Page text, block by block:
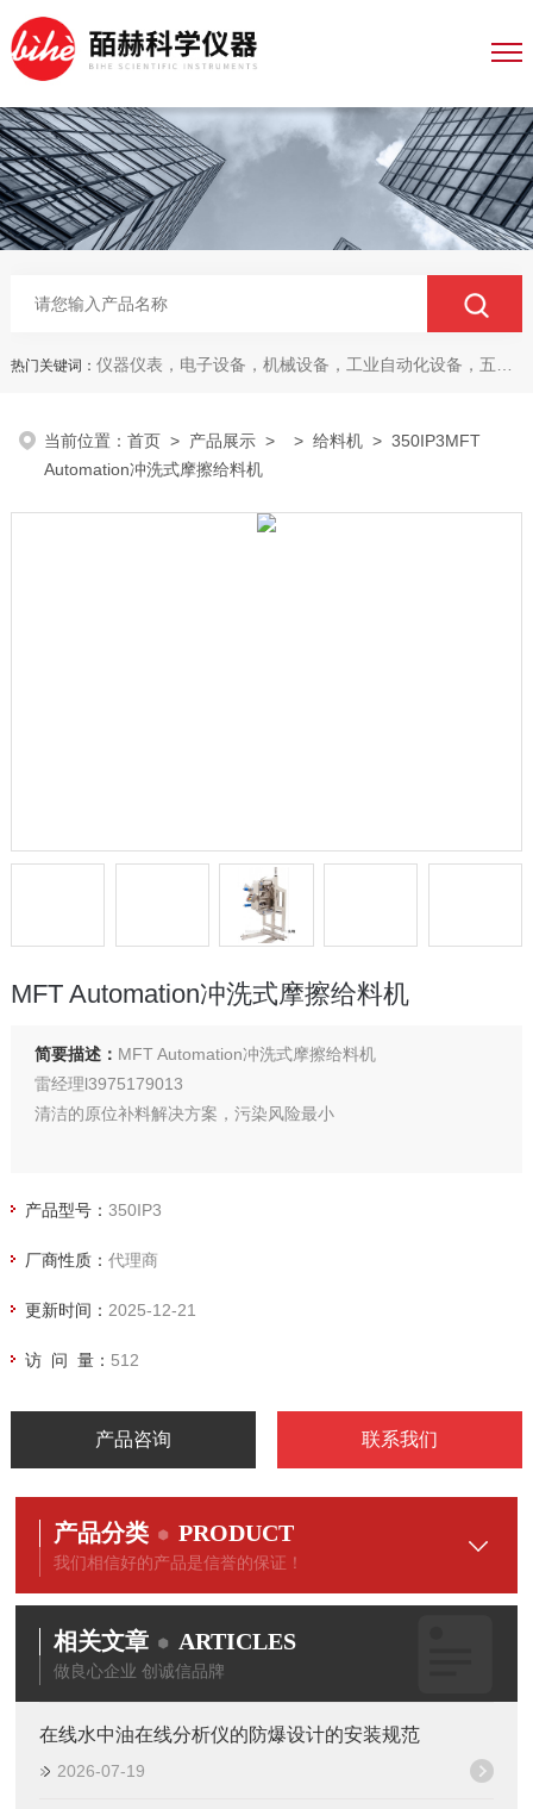
热门关键词： 仪器仪表，电子设备，机械设备，工业自动化设备，五金产品，电线电缆，金属材料，电子
当前位置：首页 > 产品展示 > >给料机 > 350IP3MFT
Automation冲洗式摩擦给料机
MFT Automation冲洗式摩擦给料机
简要描述： MFT Automation冲洗式摩擦给料机
雷经理l3975179013
清洁的原位补料解决方案，污染风险最小
产品型号： 350IP3
厂商性质： 代理商
更新时间： 2025-12-21
访 问 量： 512
产品咨询 联系我们
产品分类 PRODUCT
我们相信好的产品是信誉的保证！
相关文章 ARTICLES
做良心企业 创诚信品牌
在线水中油在线分析仪的防爆设计的安装规范
2026-07-19